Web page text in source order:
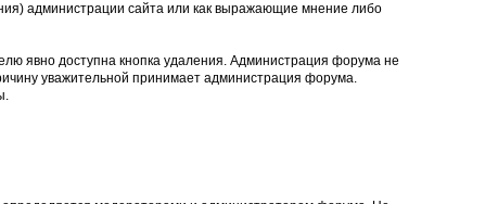
администрации сайта или как выражающие мнение либо
явно доступна кнопка удаления. Администрация форума не
уважительной принимает администрация форума.